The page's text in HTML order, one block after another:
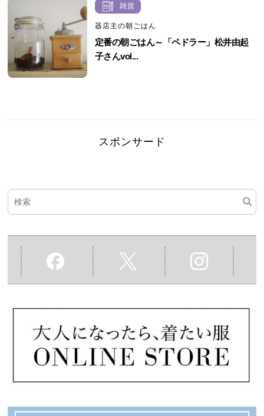
雑貨
器店主の朝ごはん
定番の朝ごはん～「ペドラー」松井由起
子さんvol...
スポンサード